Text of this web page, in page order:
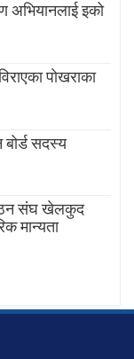
अभियानलाई इको
पाेखराका
बोर्ड सदस्य
संघ खेलकुद
मान्यता